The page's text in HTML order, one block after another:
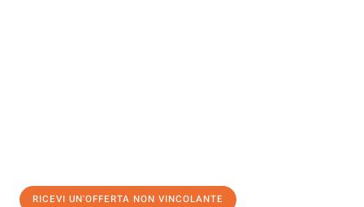
RICEVI UN'OFFERTA NON VINCOLANTE